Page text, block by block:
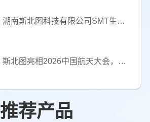
湖南斯北图科技有限公司SMT生产设备采购项目中标结果公示
斯北图亮相2026中国航天大会，发布卫星通信两大核心产品
推荐产品